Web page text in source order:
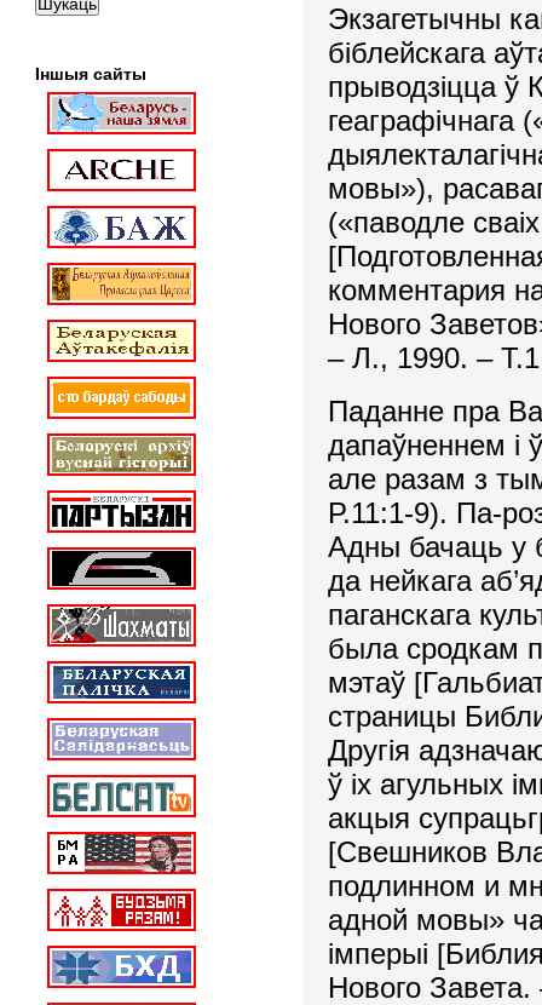
Экзагетычны
бiблейскага
прыводзiцца ў
геаграфiчнага
мовы»),
(«паводле
комментария
Нового
– Л., 1990. –
Паданне пра
дапаўненнем i
але разам з
Р.11:1-9). Па-
Адны бачаць у
да нейкага
паганскага
была сродкам
мэтаў
страницы
Другія
ў iх агульных
акцыя
[Свешников
подлинном и
адной мовы»
iмперыі
Нового
Іншыя сайты